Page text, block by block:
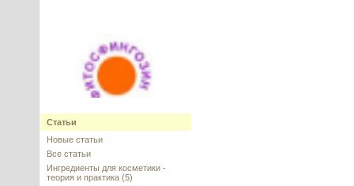
(Phytosphingosine), Германия,
Evonik
Статьи
Новые статьи
Все статьи
Ингредиенты для косметики -
теория и практика (5)